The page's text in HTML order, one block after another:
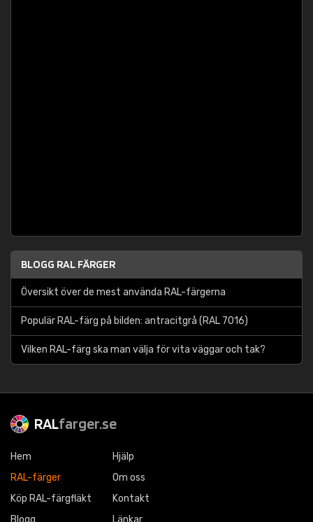
BLOGG RAL FÄRGER
Översikt över de mest använda RAL-färgerna
Populär RAL-färg på bilden: antracitgrå (RAL 7016)
Vilken RAL-färg ska man välja för vita väggar och tak?
RALfarger.se
Hem
RAL-färger
Köp RAL-färgfläkt
Blogg
Hjälp
Om oss
Kontakt
Länkar